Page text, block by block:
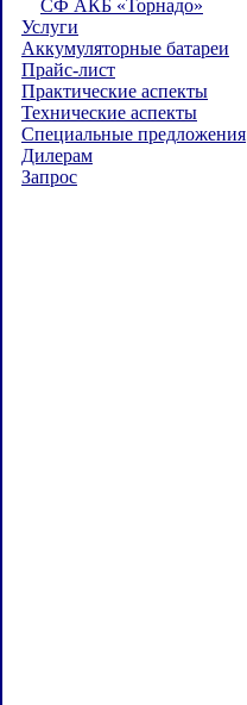
СФ АКБ «Торнадо»
Услуги
Аккумуляторные батареи
Прайс-лист
Практические аспекты
Технические аспекты
Специальные предложения
Дилерам
Запрос